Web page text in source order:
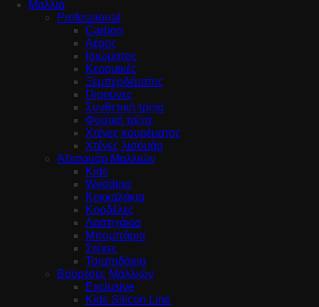
Μαλλιά
Professional
Carbon
Αέρος
Ισιώματος
Κεραμικές
Ξεμπερδέματος
Πιρούνες
Συνθετική τρίχα
Φυσική τρίχα
Χτένες κουρέματος
Χτένες λισουάρ
Αξεσουάρ Μαλλιών
Kids
Wedding
Κοκκαλάκια
Κορδέλες
Λαστιχάκια
Μπομπάρια
Στέκες
Τσιμπιδάκια
Βούρτσες Μαλλιών
Exclusive
Kids Silicon Line